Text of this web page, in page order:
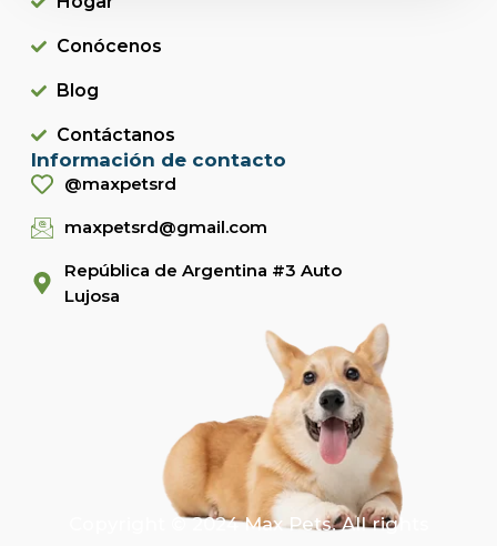
Conócenos
Blog
Contáctanos
Información de contacto
@maxpetsrd
maxpetsrd@gmail.com
República de Argentina #3 Auto
Lujosa
Copyright © 2024 Max Pets. All rights